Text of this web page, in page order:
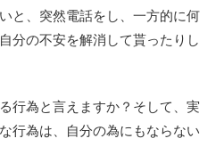
と、突然電話をし、一方的に何
分の不安を解消して貰ったりし
行為と言えますか？そして、実
行為は、自分の為にもならない